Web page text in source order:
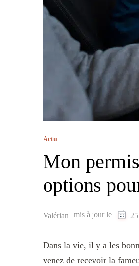
Actu
Mon
options
Valérian mis à jour le
Dans la vie, il y a les
venez de recevoir la